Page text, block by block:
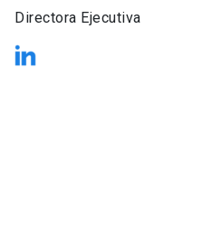
Directora Ejecutiva